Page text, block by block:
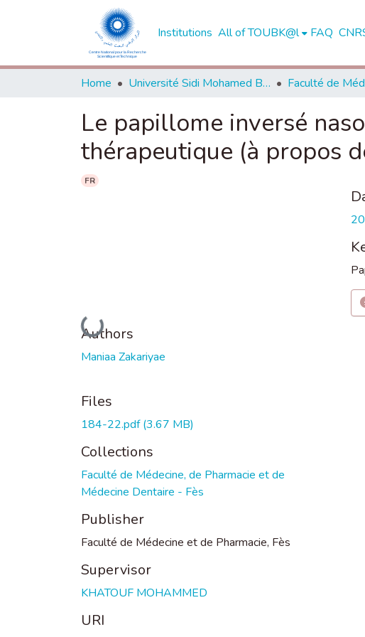
Institutions All of TOUBK@l FAQ
Home Université Sidi Mohamed Ben Abdellah de Fès
Le papillome inversé
thérapeutique (à propos
FR
Loading...
Authors
Maniaa Zakariyae
Files
184-22.pdf(3.67 MB)
Collections
Faculté de Médecine, de Pharmacie et de
Médecine Dentaire - Fès
Publisher
Faculté de Médecine et de Pharmacie, Fès
Supervisor
KHATOUF MOHAMMED
URI